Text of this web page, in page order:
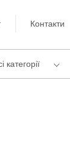
Контакти
категорії